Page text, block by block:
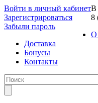
Войти в личный кабинет
Зарегистрироваться
Забыли пароль
В
8
О
Доставка
Бонусы
Контакты